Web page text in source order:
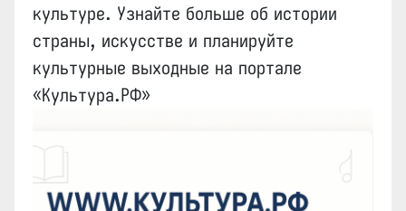
культуре. Узнайте больше об истории
страны, искусстве и планируйте
культурные выходные на портале
«Культура.РФ»